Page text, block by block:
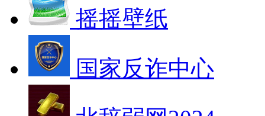
摇摇壁纸
国家反诈中心